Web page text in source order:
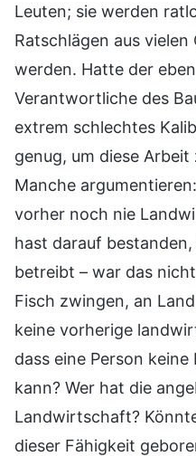
Leuten; sie werden
Ratschlägen aus
werden. Hatte der
Verantwortliche des
extrem schlechtes
genug, um diese
Manche
vorher noch nie
hast darauf
betreibt – war das
Fisch zwingen, an
keine vorherige
dass eine Person
kann? Wer hat die
Landwirtschaft?
dieser Fähigkeit